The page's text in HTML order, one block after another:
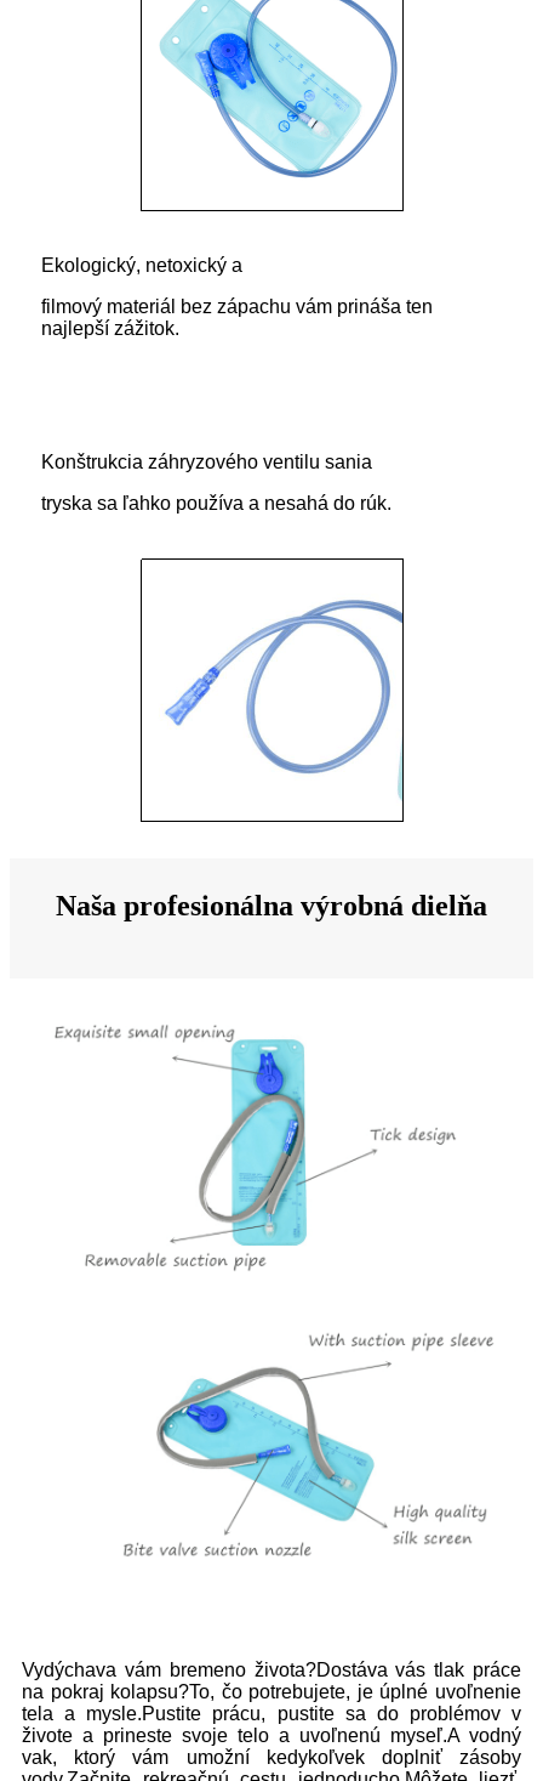
Ekologický, netoxický a
filmový materiál bez zápachu vám prináša ten
najlepší zážitok.
Konštrukcia záhryzového ventilu sania
tryska sa ľahko používa a nesahá do rúk.
Naša profesionálna výrobná dielňa
Vydýchava vám bremeno života?Dostáva vás tlak práce
na pokraj kolapsu?To, čo potrebujete, je úplné uvoľnenie
tela a mysle.Pustite prácu, pustite sa do problémov v
živote a prineste svoje telo a uvoľnenú myseľ.A vodný
vak, ktorý vám umožní kedykoľvek doplniť zásoby